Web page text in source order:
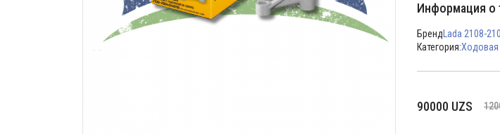
Информация о
Бренд Lada 2108-
Категория:Ходовая
90000 UZS
Текущая